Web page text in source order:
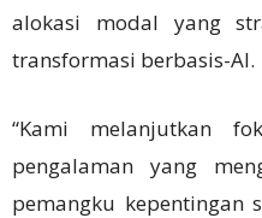
alokasi modal yang
transformasi berbasis-AI.
“Kami melanjutkan
pengalaman yang
pemangku kepentingan